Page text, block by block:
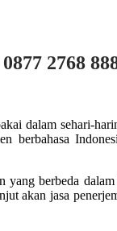
2768
dalam sehari-
berbahasa
yang berbeda
akan jasa